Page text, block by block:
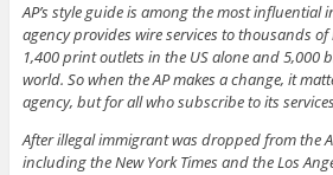
AP’s style guide is among the most influential
agency provides wire services to thousands
1,400 print outlets in the US alone and 5,000
world. So when the AP makes a change, it
agency, but for all who subscribe to its
After illegal immigrant was dropped from the
including the New York Times and the Los